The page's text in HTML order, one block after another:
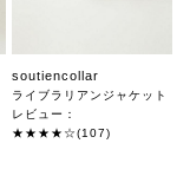
soutiencollar
ライブラリアンジャケット
レビュー：
★★★★☆(107)